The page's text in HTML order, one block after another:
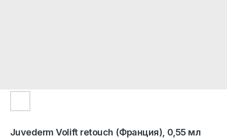
Juvederm Volift retоuch (Франция), 0,55 мл